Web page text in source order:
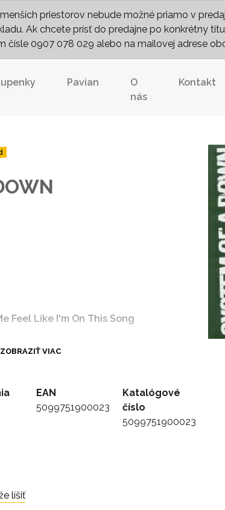
priestorov nebude možné priamo v
Ak chcete prísť do predajne po konkrétny
čísle 0907 078 029 alebo na mailovej adrese
Pavian
O
nás
Kontakt
Feel Like I'm On This Song
ZOBRAZIŤ VIAC
EAN
5099751900023
Katalógové
číslo
5099751900023
líšiť